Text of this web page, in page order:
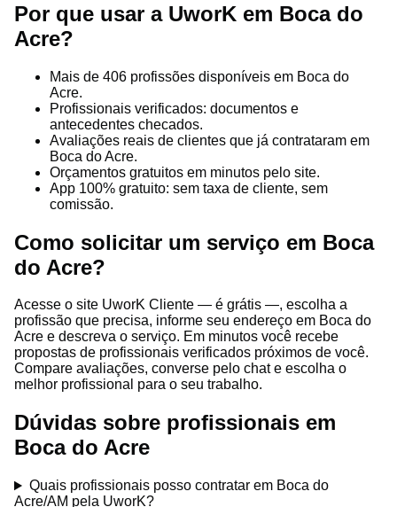
Por que usar a UworK em Boca do
Acre?
Mais de 406 profissões disponíveis em Boca do
Acre.
Profissionais verificados: documentos e
antecedentes checados.
Avaliações reais de clientes que já contrataram em
Boca do Acre.
Orçamentos gratuitos em minutos pelo site.
App 100% gratuito: sem taxa de cliente, sem
comissão.
Como solicitar um serviço em Boca
do Acre?
Acesse o site UworK Cliente — é grátis —, escolha a
profissão que precisa, informe seu endereço em Boca do
Acre e descreva o serviço. Em minutos você recebe
propostas de profissionais verificados próximos de você.
Compare avaliações, converse pelo chat e escolha o
melhor profissional para o seu trabalho.
Dúvidas sobre profissionais em
Boca do Acre
Quais profissionais posso contratar em Boca do
Acre/AM pela UworK?